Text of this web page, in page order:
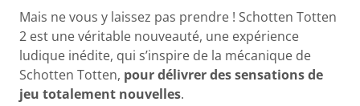
Mais ne vous y laissez pas prendre ! Schotten Totten
2 est une véritable nouveauté, une expérience
ludique inédite, qui s’inspire de la mécanique de
Schotten Totten, pour délivrer des sensations de
jeu totalement nouvelles.